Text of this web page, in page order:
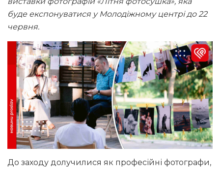
буде експонуватися у Молодіжному центрі до 22
червня.
До заходу долучилися як професійні фотографи,